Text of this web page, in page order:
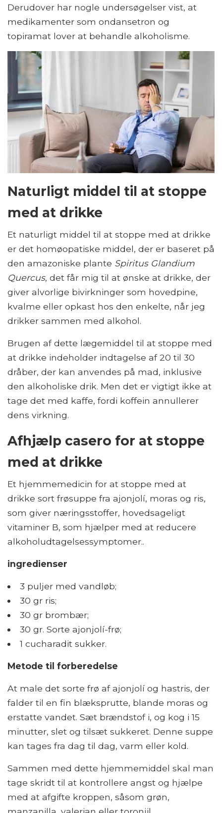
Derudover har nogle undersøgelser vist, at
medikamenter som ondansetron og
topiramat lover at behandle alkoholisme.
Naturligt middel til at stoppe
med at drikke
Et naturligt middel til at stoppe med at drikke
er det homøopatiske middel, der er baseret på
den amazoniske plante Spiritus Glandium
Quercus, det får mig til at ønske at drikke, der
giver alvorlige bivirkninger som hovedpine,
kvalme eller opkast hos den enkelte, når jeg
drikker sammen med alkohol.
Brugen af ​​dette lægemiddel til at stoppe med
at drikke indeholder indtagelse af 20 til 30
dråber, der kan anvendes på mad, inklusive
den alkoholiske drik. Men det er vigtigt ikke at
tage det med kaffe, fordi koffein annullerer
dens virkning.
Afhjælp casero for at stoppe
med at drikke
Et hjemmemedicin for at stoppe med at
drikke sort frøsuppe fra ajonjolí, moras og ris,
som giver næringsstoffer, hovedsageligt
vitaminer B, som hjælper med at reducere
alkoholudtagelsessymptomer..
ingredienser
3 puljer med vandløb;
30 gr ris;
30 gr brombær;
30 gr. Sorte ajonjolí-frø;
1 cucharadit sukker.
Metode til forberedelse
At male det sorte frø af ajonjolí og hastris, der
falder til en fin blæksprutte, blande moras og
erstatte vandet. Sæt brændstof i, og kog i 15
minutter, slet og tilsæt sukkeret. Denne suppe
kan tages fra dag til dag, varm eller kold.
Sammen med dette hjemmemiddel skal man
tage skridt til at kontrollere angst og hjælpe
med at afgifte kroppen, såsom grøn,